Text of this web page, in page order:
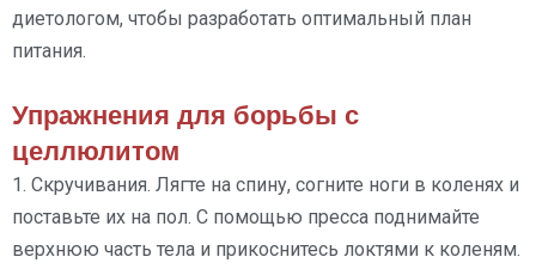
диетологом, чтобы разработать оптимальный план
питания.
Упражнения для борьбы с
целлюлитом
1. Скручивания. Лягте на спину, согните ноги в коленях и
поставьте их на пол. С помощью пресса поднимайте
верхнюю часть тела и прикоснитесь локтями к коленям.